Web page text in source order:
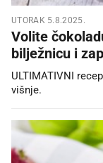
UTORAK 5.8.2025.
Volite
bilježnicu i
ULTIMATIVNI
višnje.